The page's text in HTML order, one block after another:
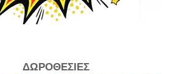
ΔΩΡΟΘΕΣΙΕΣ